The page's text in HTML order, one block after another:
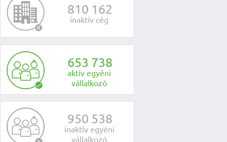
810 162
inaktív cég
653 738
aktív egyéni
vállalkozó
950 538
inaktív egyéni
vállalkozó